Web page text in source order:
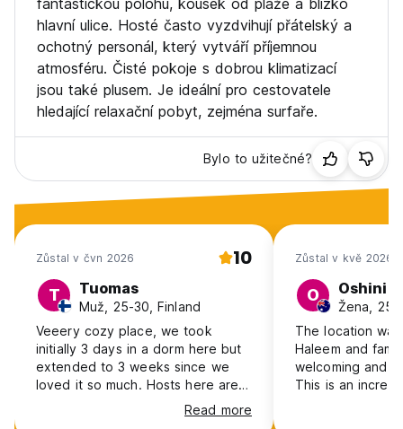
fantastickou polohu, kousek od pláže a blízko
hlavní ulice. Hosté často vyzdvihují přátelský a
ochotný personál, který vytváří příjemnou
atmosféru. Čisté pokoje s dobrou klimatizací
jsou také plusem. Je ideální pro cestovatele
hledající relaxační pobyt, zejména surfaře.
Bylo to užitečné?
Zůstal v čvn 2026 10
T Tuomas
Muž, 25-30, Finland
Veeery cozy place, we took
initially 3 days in a dorm here but
extended to 3 weeks since we
loved it so much. Hosts here are
amazing, helpful, and kind, and
the chef Sannas is the best one in
Read more
Zůstal v kvě 2026
O Oshini
Žena, 25-
The location
Haleem and
welcoming and
This is an